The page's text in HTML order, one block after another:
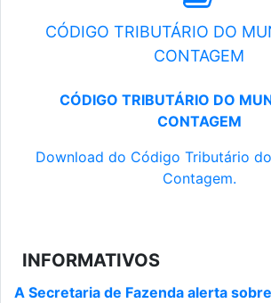
CÓDIGO TRIBUTÁRIO DO
CONTAGEM
CÓDIGO TRIBUTÁRIO DO
CONTAGEM
Download do Código Tributário
Contagem.
INFORMATIVOS
A Secretaria de Fazenda alerta